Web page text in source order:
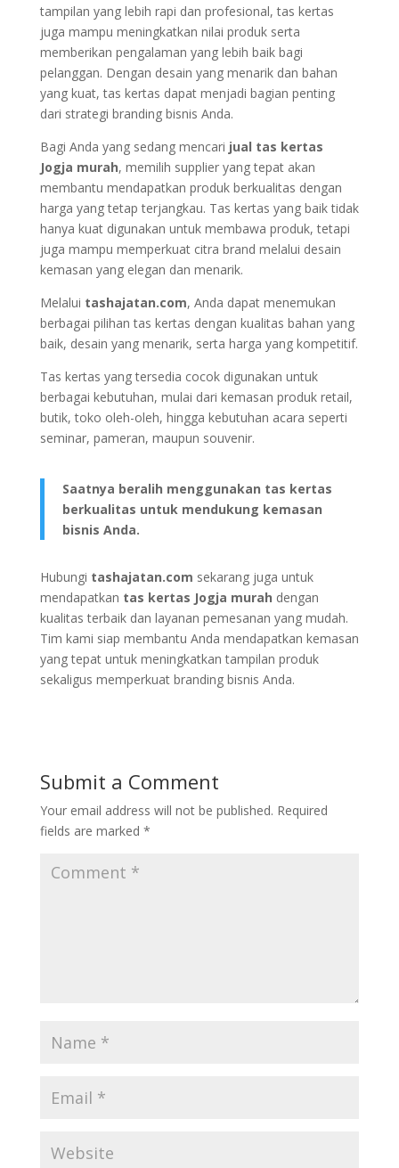
tampilan yang lebih rapi dan profesional, tas kertas
juga mampu meningkatkan nilai produk serta
memberikan pengalaman yang lebih baik bagi
pelanggan. Dengan desain yang menarik dan bahan
yang kuat, tas kertas dapat menjadi bagian penting
dari strategi branding bisnis Anda.
Bagi Anda yang sedang mencari jual tas kertas
Jogja murah, memilih supplier yang tepat akan
membantu mendapatkan produk berkualitas dengan
harga yang tetap terjangkau. Tas kertas yang baik tidak
hanya kuat digunakan untuk membawa produk, tetapi
juga mampu memperkuat citra brand melalui desain
kemasan yang elegan dan menarik.
Melalui tashajatan.com, Anda dapat menemukan
berbagai pilihan tas kertas dengan kualitas bahan yang
baik, desain yang menarik, serta harga yang kompetitif.
Tas kertas yang tersedia cocok digunakan untuk
berbagai kebutuhan, mulai dari kemasan produk retail,
butik, toko oleh-oleh, hingga kebutuhan acara seperti
seminar, pameran, maupun souvenir.
Saatnya beralih menggunakan tas kertas
berkualitas untuk mendukung kemasan
bisnis Anda.
Hubungi tashajatan.com sekarang juga untuk
mendapatkan tas kertas Jogja murah dengan
kualitas terbaik dan layanan pemesanan yang mudah.
Tim kami siap membantu Anda mendapatkan kemasan
yang tepat untuk meningkatkan tampilan produk
sekaligus memperkuat branding bisnis Anda.
Submit a Comment
Your email address will not be published. Required
fields are marked *